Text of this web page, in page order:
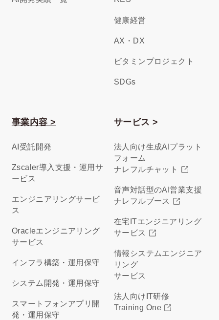
健康経営
AX・DX
ビタミンプロジェクト
SDGs
事業内容 >
AI受託開発
Zscaler導入支援・運用サ
ービス
エンジニアリングサービ
ス
Oracleエンジニアリング
サービス
インフラ構築・運用保守
システム開発・運用保守
スマートフォンアプリ開
発・運用保守
サービス >
法人向け生成AIプラット
フォーム
ナレフルチャット
音声対話型のAI営業支援
ナレフルブース
在宅ITエンジニアリング
サービス
情報システムエンジニア
リング
サービス
法人向けIT研修
Training One